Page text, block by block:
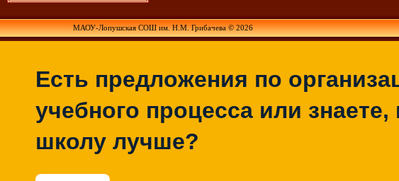
МАОУ-Лопушская СОШ им. Н.М. Грибачева © 2026
Есть предложения по
учебного процесса или знаете,
школу лучше?